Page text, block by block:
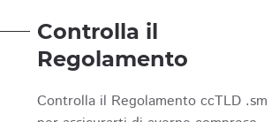
Controlla il
Regolamento
Controlla il Regolamento ccTLD .sm